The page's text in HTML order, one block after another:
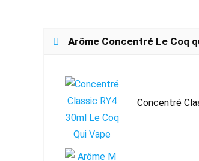
Arôme Concentré Le Coq
Concentré